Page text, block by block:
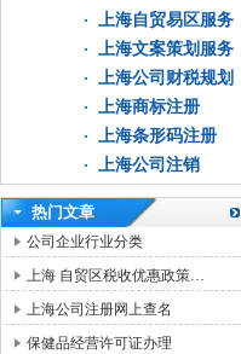
上海自贸易区服务
上海文案策划服务
上海公司财税规划
上海商标注册
上海条形码注册
上海公司注销
热门文章
公司企业行业分类
上海 自贸区税收优惠政策…
上海公司注册网上查名
保健品经营许可证办理